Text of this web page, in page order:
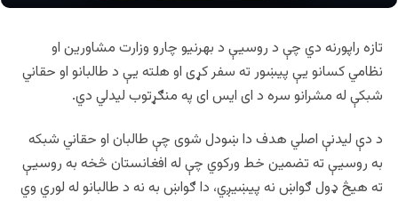
تازه راپورنه دي چې د روسیې د بهرنیو چارو وزارت مشاورین او
نظامي کسانو یې پيښور ته سفر کړی او هلته یې د طالبانو او حقاني
شبکې له مشرانو سره د ای ایس ای په منګړتوب لیدلي دي.
د دې لیدنې اصلي هدف دا ښودل شوی چې طالبان او حقاني شبکه
به روسيې ته تضمین خط ورکوي چې له افغانستان څخه به روسیې
ته هیڅ ډول ګواښ نه پيښيږي، دا ګواښ به نه د طالبانو له لوري وي